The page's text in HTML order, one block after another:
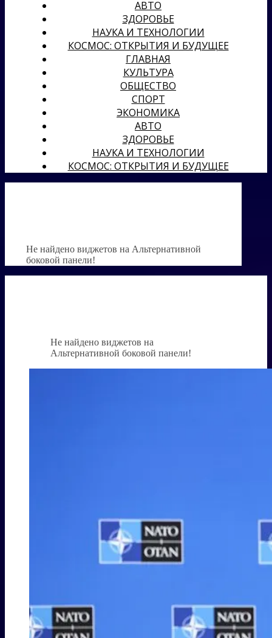
АВТО
ЗДОРОВЬЕ
НАУКА И ТЕХНОЛОГИИ
КОСМОС: ОТКРЫТИЯ И БУДУЩЕЕ
ГЛАВНАЯ
КУЛЬТУРА
ОБЩЕСТВО
СПОРТ
ЭКОНОМИКА
АВТО
ЗДОРОВЬЕ
НАУКА И ТЕХНОЛОГИИ
КОСМОС: ОТКРЫТИЯ И БУДУЩЕЕ
Не найдено виджетов на Альтернативной
боковой панели!
Не найдено виджетов на
Альтернативной боковой панели!